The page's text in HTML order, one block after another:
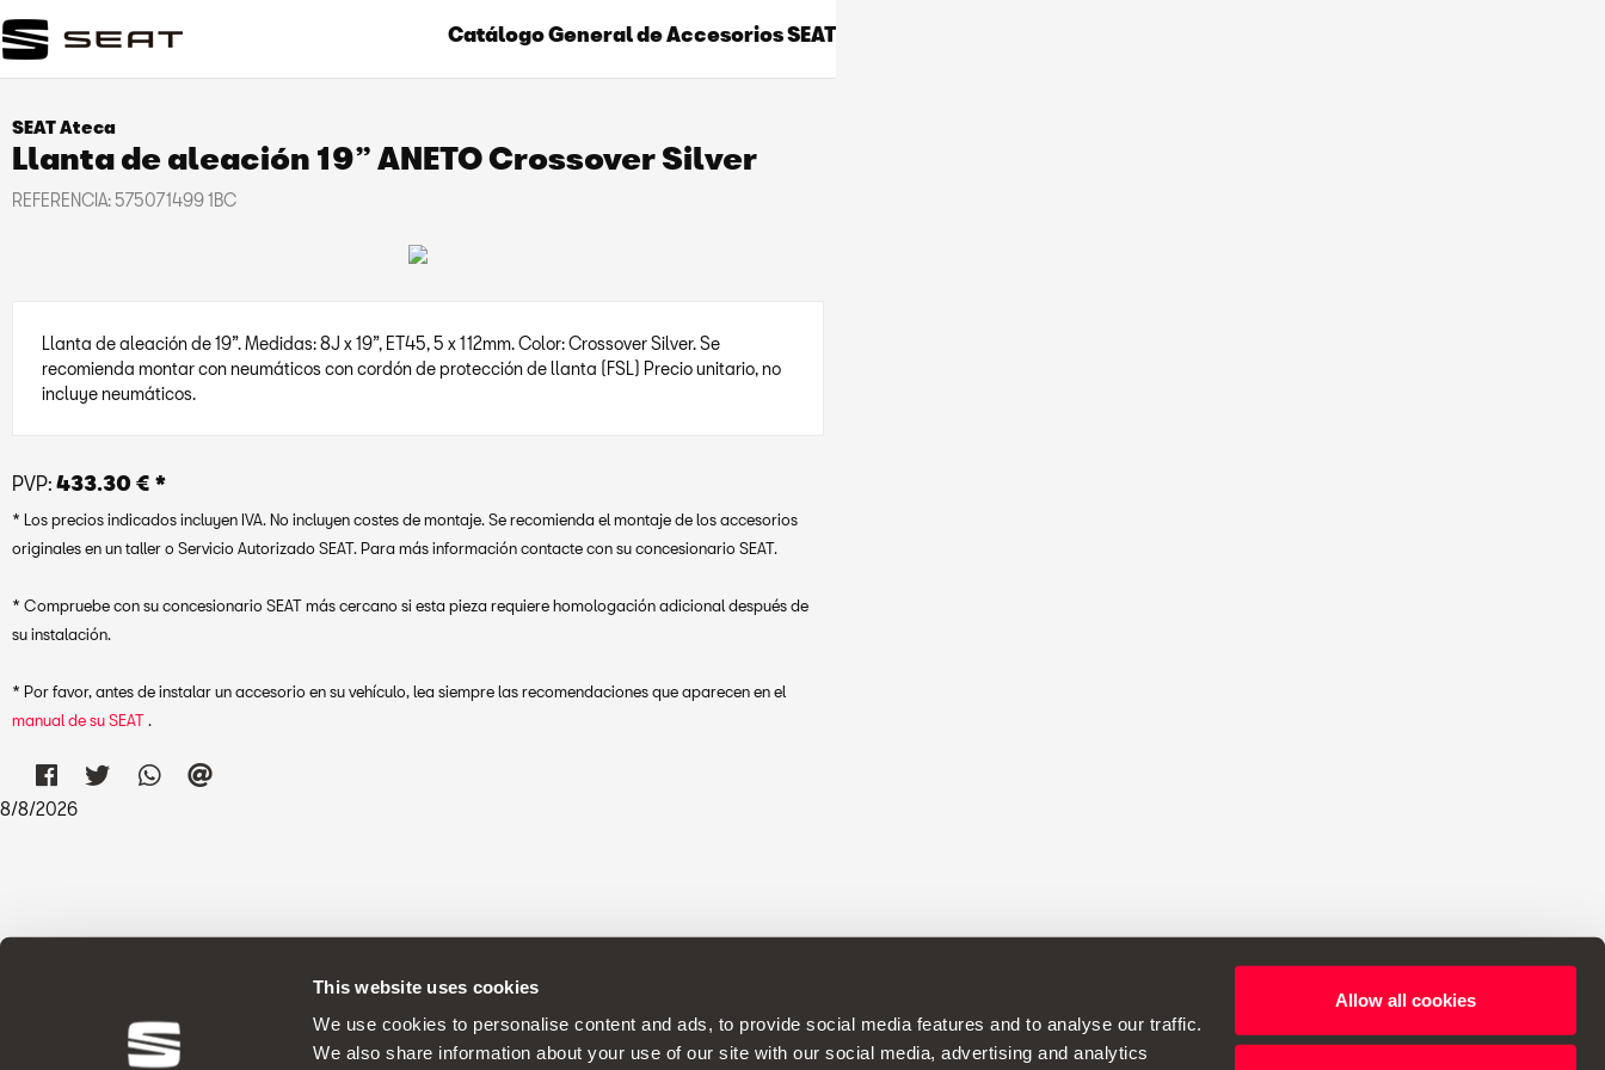
This website uses cookies
We use cookies to personalise content and ads, to provide social media features and to analyse our traffic.
We also share information about your use of our site with our social media, advertising and analytics
Allow all cookies
Catálogo General de Accesorios SEAT
SEAT Ateca
Llanta de aleación 19” ANETO Crossover Silver
REFERENCIA:575071499 1BC
Llanta de aleación de 19”. Medidas: 8J x 19”, ET45, 5 x 112mm. Color: Crossover Silver. Se
recomienda montar con neumáticos con cordón de protección de llanta (FSL) Precio unitario, no
incluye neumáticos.
PVP: 433.30 € *
* Los precios indicados incluyen IVA. No incluyen costes de montaje. Se recomienda el montaje de los accesorios
originales en un taller o Servicio Autorizado SEAT. Para más información contacte con su concesionario SEAT.
* Compruebe con su concesionario SEAT más cercano si esta pieza requiere homologación adicional después de
su instalación.
* Por favor, antes de instalar un accesorio en su vehículo, lea siempre las recomendaciones que aparecen en el
manual de su SEAT.
8/8/2026